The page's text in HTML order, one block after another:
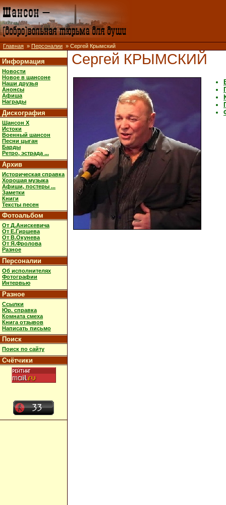
Главная » Персоналии » Сергей Крымский
Информация
Новости
Новое в шансоне
Наши друзья
Анонсы
Афиша
Награды
Дискография
Шансон X
Истоки
Военный шансон
Песни цыган
Барды
Ретро, эстрада ...
Архив
Историческая справка
Хорошая музыка
Афиши, постеры ...
Заметки
Книги
Тексты песен
Фотоальбом
От Д.Анискевича
От Е.Гиршева
От В.Окунева
От Я.Фролова
Разное
Персоналии
Об исполнителях
Фотографии
Интервью
Разное
Ссылки
Юр. справка
Комната смеха
Книга отзывов
Написать письмо
Поиск
Поиск по сайту
Счётчики
Сергей КРЫМСКИЙ